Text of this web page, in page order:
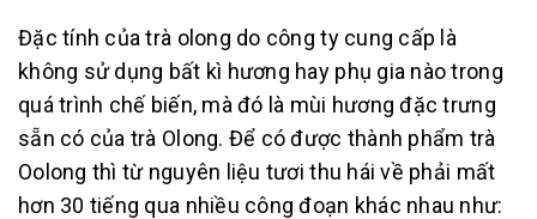
Đặc tính của trà olong do công ty cung cấp là
không sử dụng bất kì hương hay phụ gia nào trong
quá trình chế biến, mà đó là mùi hương đặc trưng
sẵn có của trà Olong. Để có được thành phẩm trà
Oolong thì từ nguyên liệu tươi thu hái về phải mất
hơn 30 tiếng qua nhiều công đoạn khác nhau như: